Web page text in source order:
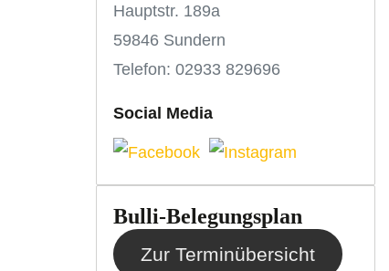
Hauptstr. 189a
59846 Sundern
Telefon: 02933 829696
Social Media
Bulli-Belegungsplan
Zur Terminübersicht